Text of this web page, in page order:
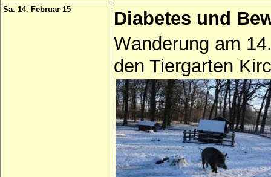
Sa. 14. Februar 15 Diabetes und
Wanderung am
den Tiergarten